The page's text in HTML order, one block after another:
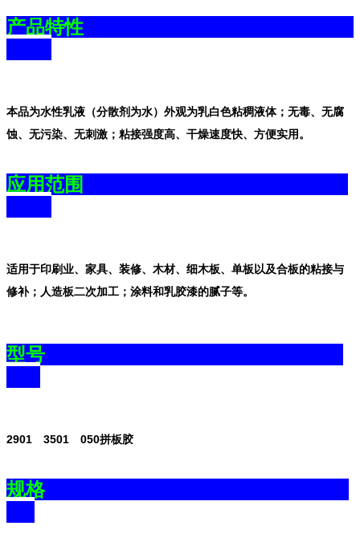
产品特性
本品为水性乳液（分散剂为水）外观为乳白色粘稠液体；无毒、无腐
蚀、无污染、无刺激；粘接强度高、干燥速度快、方便实用。
应用范围
适用于印刷业、家具、装修、木材、细木板、单板以及合板的粘接与
修补；人造板二次加工；涂料和乳胶漆的腻子等。
型号
2901 3501 050拼板胶
规格